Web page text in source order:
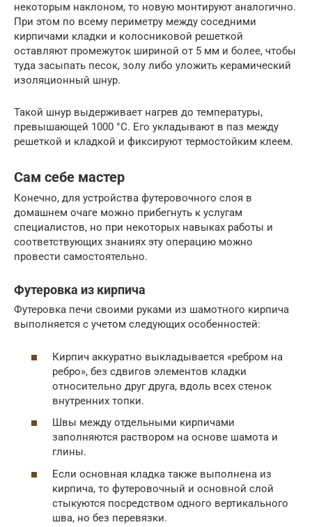
некоторым наклоном, то новую монтируют аналогично.
При этом по всему периметру между соседними
кирпичами кладки и колосниковой решеткой
оставляют промежуток шириной от 5 мм и более, чтобы
туда засыпать песок, золу либо уложить керамический
изоляционный шнур.
Такой шнур выдерживает нагрев до температуры,
превышающей 1000 °С. Его укладывают в паз между
решеткой и кладкой и фиксируют термостойким клеем.
Сам себе мастер
Конечно, для устройства футеровочного слоя в
домашнем очаге можно прибегнуть к услугам
специалистов, но при некоторых навыках работы и
соответствующих знаниях эту операцию можно
провести самостоятельно.
Футеровка из кирпича
Футеровка печи своими руками из шамотного кирпича
выполняется с учетом следующих особенностей:
Кирпич аккуратно выкладывается «ребром на
ребро», без сдвигов элементов кладки
относительно друг друга, вдоль всех стенок
внутренних топки.
Швы между отдельными кирпичами
заполняются раствором на основе шамота и
глины.
Если основная кладка также выполнена из
кирпича, то футеровочный и основной слой
стыкуются посредством одного вертикального
шва, но без перевязки.